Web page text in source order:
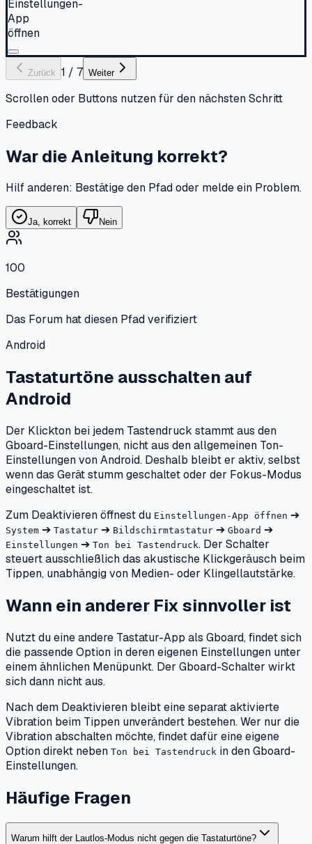
Einstellungen-
App
öffnen
Zurück 1 / 7 Weiter
Scrollen oder Buttons nutzen für den nächsten Schritt
Feedback
War die Anleitung korrekt?
Hilf anderen: Bestätige den Pfad oder melde ein Problem.
Ja, korrekt Nein
100
Bestätigungen
Das Forum hat diesen Pfad verifiziert
Android
Tastaturtöne ausschalten auf
Android
Der Klickton bei jedem Tastendruck stammt aus den
Gboard-Einstellungen, nicht aus den allgemeinen Ton-
Einstellungen von Android. Deshalb bleibt er aktiv, selbst
wenn das Gerät stumm geschaltet oder der Fokus-Modus
eingeschaltet ist.
Zum Deaktivieren öffnest du Einstellungen-App öffnen ➔
System ➔ Tastatur ➔ Bildschirmtastatur ➔ Gboard ➔
Einstellungen ➔ Ton bei Tastendruck. Der Schalter
steuert ausschließlich das akustische Klickgeräusch beim
Tippen, unabhängig von Medien- oder Klingellautstärke.
Wann ein anderer Fix sinnvoller ist
Nutzt du eine andere Tastatur-App als Gboard, findet sich
die passende Option in deren eigenen Einstellungen unter
einem ähnlichen Menüpunkt. Der Gboard-Schalter wirkt
sich dann nicht aus.
Nach dem Deaktivieren bleibt eine separat aktivierte
Vibration beim Tippen unverändert bestehen. Wer nur die
Vibration abschalten möchte, findet dafür eine eigene
Option direkt neben Ton bei Tastendruck in den Gboard-
Einstellungen.
Häufige Fragen
Warum hilft der Lautlos-Modus nicht gegen die Tastaturtöne?